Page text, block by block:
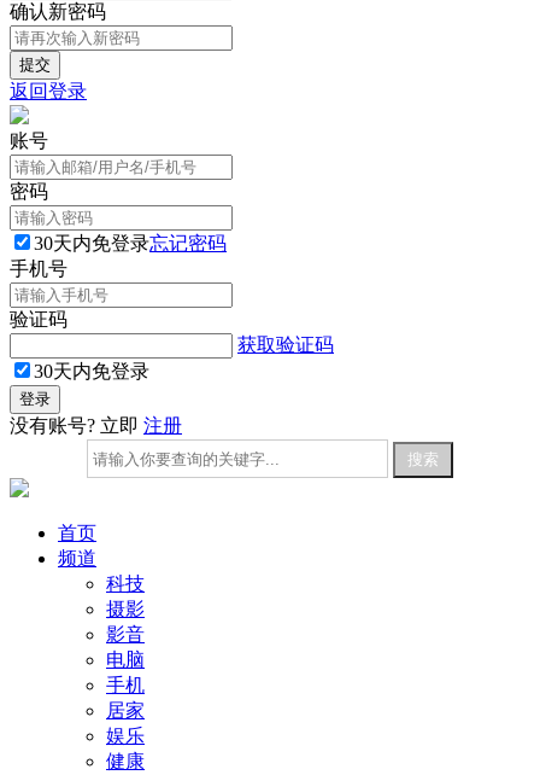
确认新密码
返回登录
账号
密码
30天内免登录忘记密码
手机号
验证码
获取验证码
30天内免登录
没有账号? 立即 注册
首页
频道
科技
摄影
影音
电脑
手机
居家
娱乐
健康